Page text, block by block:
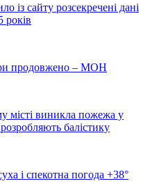
із сайту розсекречені дані
років
продовжено – МОН
місті виникла пожежа у
балістику
і спекотна погода +38°